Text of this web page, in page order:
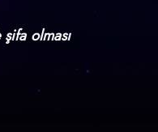
olması